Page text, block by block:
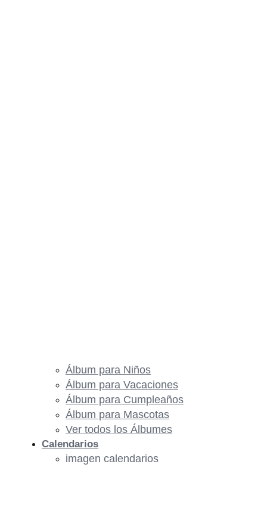
Álbum para Niños
Álbum para Vacaciones
Álbum para Cumpleaños
Álbum para Mascotas
Ver todos los Álbumes
Calendarios
imagen calendarios